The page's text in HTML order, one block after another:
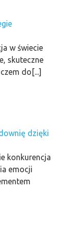
w świecie
skuteczne
do[...]
dzięki
konkurencja
emocji